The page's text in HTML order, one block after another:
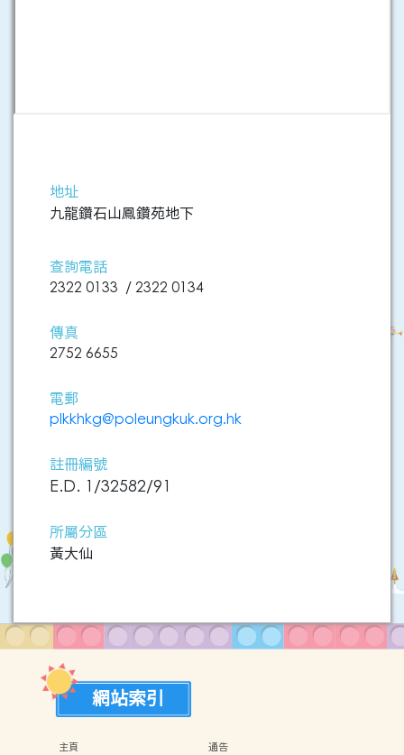
地址
九龍鑽石山鳳鑽苑地下
查詢電話
2322 0133 / 2322 0134
傳真
2752 6655
電郵
plkkhkg@poleungkuk.org.hk
註冊編號
E.D. 1/32582/91
所屬分區
黃大仙
網站索引
主頁
通告